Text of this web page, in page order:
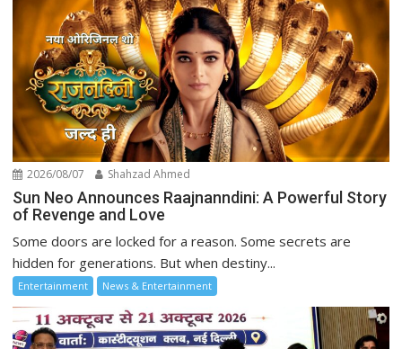
2026/08/07 Shahzad Ahmed
Sun Neo Announces Raajnanndini: A Powerful Story
of Revenge and Love
Some doors are locked for a reason. Some secrets are
hidden for generations. But when destiny...
Entertainment News & Entertainment